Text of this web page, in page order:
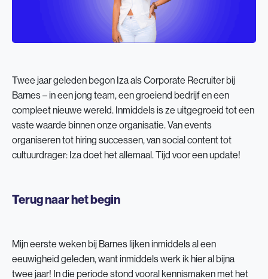
Twee jaar geleden begon Iza als Corporate Recruiter bij
Barnes – in een jong team, een groeiend bedrijf en een
compleet nieuwe wereld. Inmiddels is ze uitgegroeid tot een
vaste waarde binnen onze organisatie. Van events
organiseren tot hiring successen, van social content tot
cultuurdrager: Iza doet het allemaal. Tijd voor een update!
Terug naar het begin
Mijn eerste weken bij Barnes lijken inmiddels al een
eeuwigheid geleden, want inmiddels werk ik hier al bijna
twee jaar! In die periode stond vooral kennismaken met het